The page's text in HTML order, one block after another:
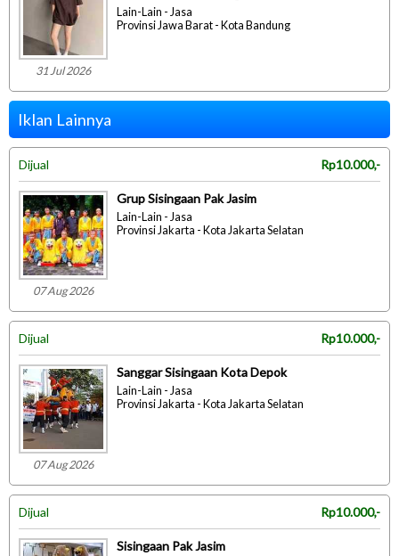
31 Jul 2026
Lain-Lain - Jasa
Provinsi Jawa Barat - Kota Bandung
Iklan Lainnya
Dijual Rp10.000,-
07 Aug 2026
Grup Sisingaan Pak Jasim
Lain-Lain - Jasa
Provinsi Jakarta - Kota Jakarta Selatan
Dijual Rp10.000,-
07 Aug 2026
Sanggar Sisingaan Kota Depok
Lain-Lain - Jasa
Provinsi Jakarta - Kota Jakarta Selatan
Dijual Rp10.000,-
Sisingaan Pak Jasim